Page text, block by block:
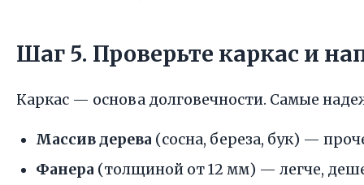
Шаг 5. Проверьте каркас и
Каркас — основа долговечности. Самые
Массив дерева (сосна, береза, бук) —
Фанера (толщиной от 12 мм) — легче,